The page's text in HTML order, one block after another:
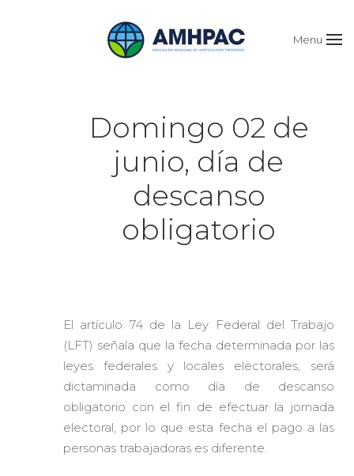
Menu
Domingo 02 de
junio, día de
descanso
obligatorio
El artículo 74 de la Ley Federal del Trabajo
(LFT) señala que la fecha determinada por las
leyes federales y locales electorales, será
dictaminada como día de descanso
obligatorio con el fin de efectuar la jornada
electoral, por lo que esta fecha el pago a las
personas trabajadoras es diferente.